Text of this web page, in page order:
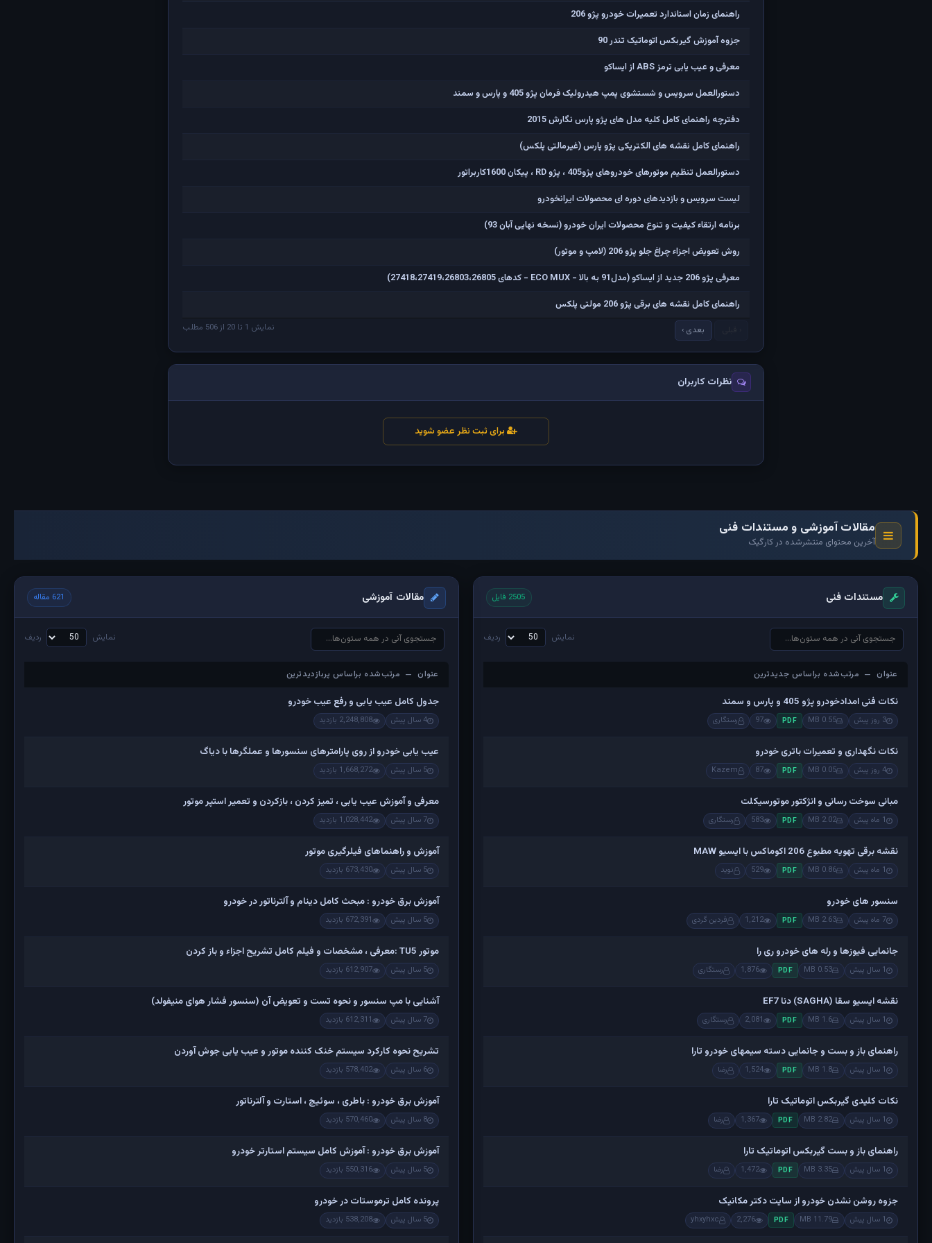
راهنمای زمان استاندارد تعمیرات خودرو پژو 206
جزوه آموزش گیربکس اتوماتیک تندر 90
معرفی و عیب یابی ترمز ABS از ایساکو
دستورالعمل سرویس و شستشوی پمپ هیدرولیک فرمان پژو 405 و پارس و سمند
دفترچه راهنمای کامل کلیه مدل های پژو پارس نگارش 2015
راهنمای کامل نقشه های الکتریکی پژو پارس (غیرمالتی پلکس)
دستورالعمل تنظیم موتورهای خودروهای پژو405 ، پژو RD ، پیکان 1600کاربراتور
لیست سرویس و بازدیدهای دوره ای محصولات ایرانخودرو
برنامه ارتقاء کیفیت و تنوع محصولات ایران خودرو (نسخه نهایی آبان 93)
روش تعویض اجزاء چراغ جلو پژو 206 (لامپ و موتور)
معرفی پژو 206 جدید از ایساکو (مدل91 به بالا - ECO MUX - کدهای 27418،27419،26803،26805)
راهنمای کامل نقشه های برقی پژو 206 مولتی پلکس
نمایش 1 تا 20 از 506 مطلب بعدی ›
نظرات کاربران
برای ثبت نظر عضو شوید
مقالات آموزشی و مستندات فنی
آخرین محتوای منتشرشده در کارگیک
مستندات فنی 2505 فایل
نمایش ردیف
عنوان — مرتب‌شده براساس جدیدترین
عنوان — مرتب‌شده براساس جدیدترین
نکات فنی امدادخودرو پژو 405 و پارس و سمند
3 روز پیش 0.55 MB
PDF
97 رستگاری
نکات نگهداری و تعمیرات باتری خودرو
4 روز پیش 0.05 MB
PDF
87
Kazem
مبانی سوخت رسانی و انژکتور موتورسیکلت
1 ماه پیش 2.02 MB
PDF
583 رستگاری
نقشه برقی تهویه مطبوع 206 اکوماکس با ایسیو MAW
1 ماه پیش 0.86 MB
PDF
529 نوید
سنسور های خودرو
7 ماه پیش 2.63 MB
PDF
1,212 فردین گردی
جانمایی فیوزها و رله های خودرو ری را
1 سال پیش 0.53 MB
PDF
1,876 رستگاری
نقشه ایسیو سقا (SAGHA) دنا EF7
1 سال پیش 1.6 MB
PDF
2,081 رستگاری
راهنمای باز و بست و جانمایی دسته سیمهای خودرو تارا
1 سال پیش 1.8 MB
PDF
1,524 رضا
نکات کلیدی گیربکس اتوماتیک تارا
1 سال پیش 2.82 MB
PDF
1,367 رضا
راهنمای باز و بست گیربکس اتوماتیک تارا
1 سال پیش 3.35 MB
PDF
1,472 رضا
جزوه روشن نشدن خودرو از سایت دکتر مکانیک
1 سال پیش 11.79 MB
PDF
2,276
yhxyhxc
مقالات آموزشی 621 مقاله
نمایش ردیف
عنوان — مرتب‌شده براساس پربازدیدترین
عنوان — مرتب‌شده براساس پربازدیدترین
جدول کامل عیب یابی و رفع عیب خودرو
4 سال پیش 2,248,808 بازدید
عیب یابی خودرو از روی پارامترهای سنسورها و عملگرها با دیاگ
5 سال پیش 1,668,272 بازدید
معرفی و آموزش عیب یابی ، تمیز کردن ، بازکردن و تعمیر استپر موتور
7 سال پیش 1,028,442 بازدید
آموزش و راهنماهای فیلرگیری موتور
5 سال پیش 673,430 بازدید
آموزش برق خودرو : مبحث کامل دینام و آلترناتور در خودرو
5 سال پیش 672,391 بازدید
موتور TU5 :معرفی ، مشخصات و فیلم کامل تشریح اجزاء و باز کردن
5 سال پیش 612,907 بازدید
آشنایی با مپ سنسور و نحوه تست و تعویض آن (سنسور فشار هوای منیفولد)
7 سال پیش 612,311 بازدید
تشریح نحوه کارکرد سیستم خنک کننده موتور و عیب یابی جوش آوردن
6 سال پیش 578,402 بازدید
آموزش برق خودرو : باطری ، سوئیچ ، استارت و آلترناتور
8 سال پیش 570,460 بازدید
آموزش برق خودرو : آموزش کامل سیستم استارتر خودرو
5 سال پیش 550,316 بازدید
پرونده کامل ترموستات در خودرو
5 سال پیش 538,208 بازدید